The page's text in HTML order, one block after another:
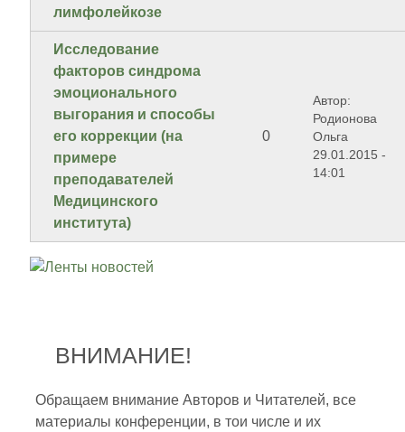
лимфолейкозе
Исследование
факторов синдрома
эмоционального
выгорания и способы
его коррекции (на
примере
преподавателей
Медицинского
института)
0
Автор:
Родионова
Ольга
29.01.2015 -
14:01
ВНИМАНИЕ!
Обращаем внимание Авторов и Читателей, все
материалы конференции, в тои числе и их